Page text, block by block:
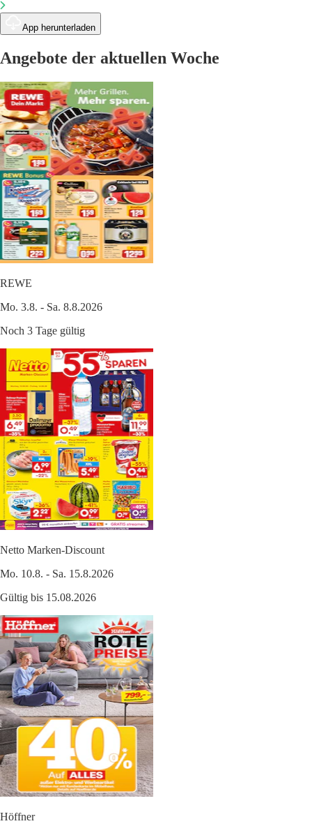
App herunterladen
Angebote der aktuellen Woche
REWE
Mo. 3.8. - Sa. 8.8.2026
Noch 3 Tage gültig
Netto Marken-Discount
Mo. 10.8. - Sa. 15.8.2026
Gültig bis 15.08.2026
Höffner